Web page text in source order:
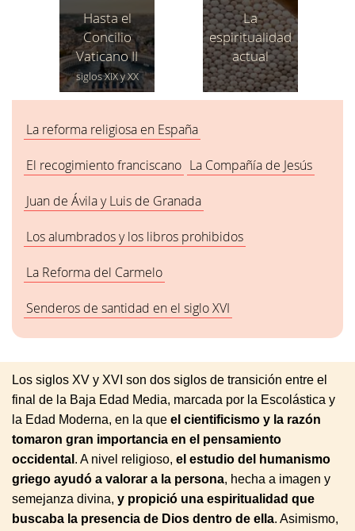
Hasta el
Concilio
Vaticano II
siglos XIX y XX
La
espiritualidad
actual
La reforma religiosa en España
El recogimiento franciscano La Compañía de Jesús
Juan de Ávila y Luis de Granada
Los alumbrados y los libros prohibidos
La Reforma del Carmelo
Senderos de santidad en el siglo XVI
Los siglos XV y XVI son dos siglos de transición entre el
final de la Baja Edad Media, marcada por la Escolástica y
la Edad Moderna, en la que el cientificismo y la razón
tomaron gran importancia en el pensamiento
occidental . A nivel religioso, el estudio del humanismo
griego ayudó a valorar a la persona, hecha a imagen y
semejanza divina, y propició una espiritualidad que
buscaba la presencia de Dios dentro de ella. Asimismo,